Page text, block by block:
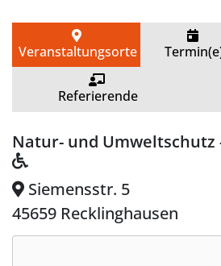
Veranstaltungsorte
Referierende
Natur- und Umweltschutz
Siemensstr. 5
45659 Recklinghausen